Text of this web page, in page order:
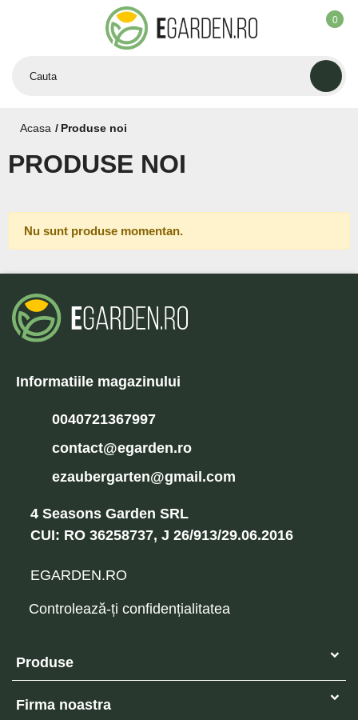
0
Acasa Produse noi
PRODUSE NOI
Nu sunt produse momentan.
Informatiile magazinului
0040721367997
contact@egarden.ro
ezaubergarten@gmail.com
4 Seasons Garden SRL
CUI: RO 36258737, J 26/913/29.06.2016
EGARDEN.RO
Controlează-ți confidențialitatea
Produse
Firma noastra